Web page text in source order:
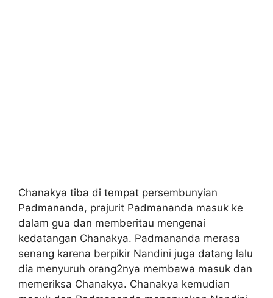
Chanakya tiba di tempat persembunyian
Padmananda, prajurit Padmananda masuk ke
dalam gua dan memberitau mengenai
kedatangan Chanakya. Padmananda merasa
senang karena berpikir Nandini juga datang lalu
dia menyuruh orang2nya membawa masuk dan
memeriksa Chanakya. Chanakya kemudian